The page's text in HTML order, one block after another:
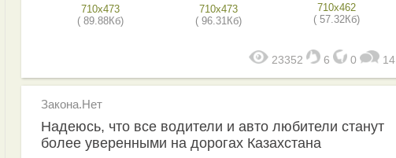
710x473
( 89.88Кб)
710x473
( 96.31Кб)
710x462
( 57.32Кб)
23352 6 0 14
Закона.Нет
Надеюсь, что все водители и авто любители станут
более уверенными на дорогах Казахстана